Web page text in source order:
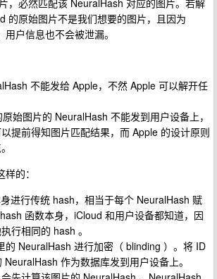
，必然匹配该 NeuralHash 对应的图片。若解
的原始图片不是我们想要的图片，且因为
户信息也不会被泄漏。
不能发给 Apple，不然 Apple 可以解开任
始图片的 NeuralHash 不能发到用户设备上，
提前得知图片匹配结果，而 Apple 的设计原则
的：
进行传统 hash，相当于每个 NeuralHash 赋
函数本身，iCloud 和用户设备都知道，因
行相同的 hash 。
的 NeuralHash 进行加密（ blinding ）。将 ID
作为数据库发到用户设备上。